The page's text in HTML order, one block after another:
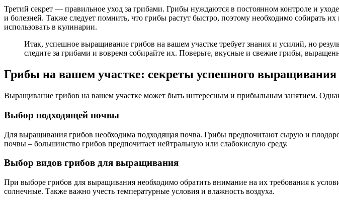
Третий секрет — правильное уход за грибами. Грибы нуждаются в постоянном контроле и
и болезней. Также следует помнить, что грибы растут быстро, поэтому необходимо собирать
использовать в кулинарии.
Итак, успешное выращивание грибов на вашем участке требует знания и усилий, но
следите за грибами и вовремя собирайте их. Поверьте, вкусные и свежие грибы,
Грибы на вашем участке: секреты успешного выращивания
Выращивание грибов на вашем участке может быть интересным и прибыльным занятием.
Выбор подходящей почвы
Для выращивания грибов необходима подходящая почва. Грибы предпочитают сырую и
почвы – большинство грибов предпочитает нейтральную или слабокислую среду.
Выбор видов грибов для выращивания
При выборе грибов для выращивания необходимо обратить внимание на их требования к
солнечные. Также важно учесть температурные условия и влажность воздуха.